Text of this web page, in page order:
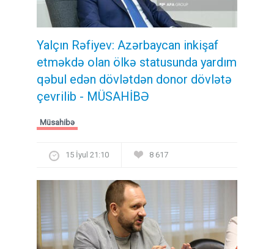
Yalçın Rəfiyev: Azərbaycan inkişaf
etməkdə olan ölkə statusunda yardım
qəbul edən dövlətdən donor dövlətə
çevrilib - MÜSAHİBƏ
Müsahibə
15 İyul 21:10 8 617